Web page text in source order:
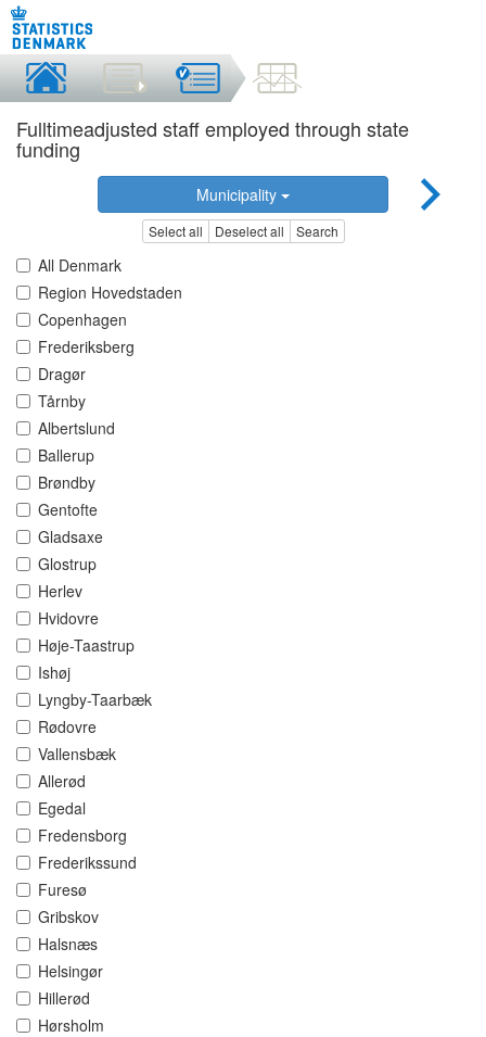
Fulltimeadjusted staff employed through state
funding
Municipality
Select all Deselect all Search
All Denmark
Region Hovedstaden
Copenhagen
Frederiksberg
Dragør
Tårnby
Albertslund
Ballerup
Brøndby
Gentofte
Gladsaxe
Glostrup
Herlev
Hvidovre
Høje-Taastrup
Ishøj
Lyngby-Taarbæk
Rødovre
Vallensbæk
Allerød
Egedal
Fredensborg
Frederikssund
Furesø
Gribskov
Halsnæs
Helsingør
Hillerød
Hørsholm